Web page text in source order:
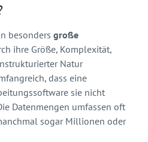
besonders große
ihre Größe, Komplexität,
Natur
dass eine
sie nicht
Datenmengen umfassen oft
sogar Millionen oder